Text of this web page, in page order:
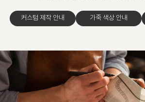
커스텀 제작 안내 가죽 색상 안내